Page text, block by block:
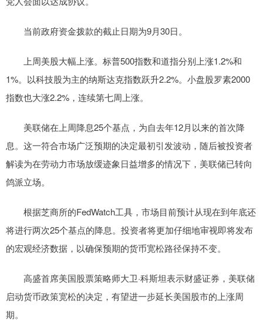
当前政府资金拨款的截止日期为9月30日。
上周美股大幅上涨。标普500指数和道指分别上涨1.2%和
1%。以科技股为主的纳斯达克指数跃升2.2%。小盘股罗素2000
指数也大涨2.2%，连续第七周上涨。
美联储在上周降息25个基点，为自去年12月以来的首次降
息。这一符合市场广泛预期的决定最初引发波动，随后被投资者
解读为在劳动力市场放缓迹象日益增多的情况下，美联储已转向
鸽派立场。
根据芝商所的FedWatch工具，市场目前预计从现在到年底还
将进行两次25个基点的降息。投资者将更加仔细地审视即将发布
的宏观经济数据，以确保预期的货币宽松路径保持不变。
高盛首席美国股票策略师大卫·科斯坦表示财盛证券，美联储
启动货币政策宽松的决定，有望进一步延长美国股市的上涨周
期。